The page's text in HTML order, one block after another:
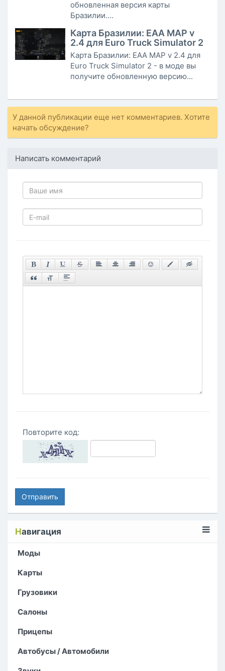
обновленная версия карты
Бразилии....
Карта Бразилии: EAA MAP v
2.4 для Euro Truck Simulator 2
Карта Бразилии: EAA MAP v 2.4 для
Euro Truck Simulator 2 - в моде вы
получите обновленную версию...
У данной публикации еще нет комментариев. Хотите
начать обсуждение?
Написать комментарий
Повторите код:
Отправить
Навигация
Моды
Карты
Грузовики
Салоны
Прицепы
Автобусы / Автомобили